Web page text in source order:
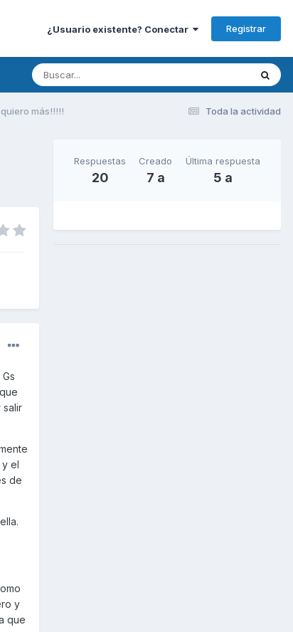
¿Usuario existente? Conectar Registrar
Toda la actividad
más!!!!!
salir
el
de
y
que
Respuestas
20
Creado
7 a
Última respuesta
5 a